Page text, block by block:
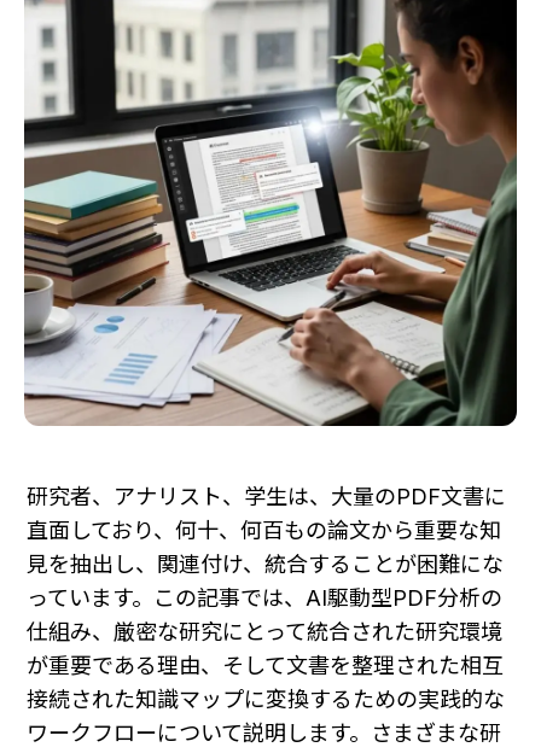
研究者、アナリスト、学生は、大量のPDF文書に
直面しており、何十、何百もの論文から重要な知
見を抽出し、関連付け、統合することが困難にな
っています。この記事では、AI駆動型PDF分析の
仕組み、厳密な研究にとって統合された研究環境
が重要である理由、そして文書を整理された相互
接続された知識マップに変換するための実践的な
ワークフローについて説明します。さまざまな研